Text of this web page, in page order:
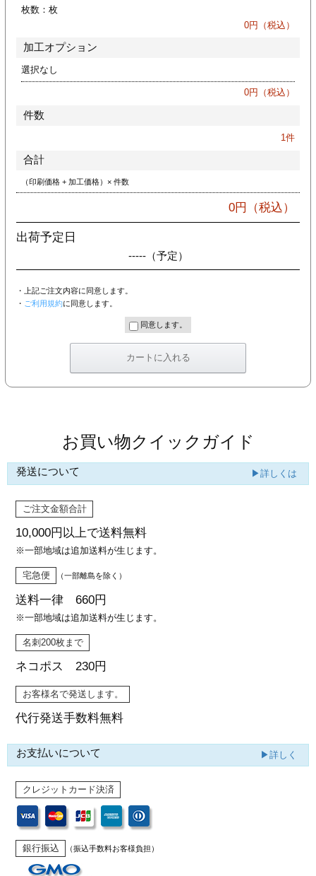
リーブ
枚数： 枚
0円（税込）
加工オプション
選択なし
0円（税込）
件数
1件
合計
（印刷価格 + 加工価格）× 件数
0円（税込）
出荷予定日
-----（予定）
・上記ご注文内容に同意します。
・ ご利用規約に同意します。
同意します。
お買い物クイックガイド
発送について ▶詳しくは
ご注文金額合計
10,000円以上で送料無料
※一部地域は追加送料が生じます。
宅急便 （一部離島を除く）
送料一律 660円
※一部地域は追加送料が生じます。
名刺200枚まで
ネコポス 230円
お客様名で発送します。
代行発送手数料無料
お支払いについて ▶詳しく
クレジットカード決済
銀行振込 （振込手数料お客様負担）